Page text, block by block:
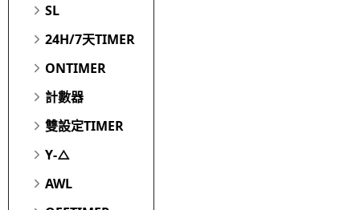
SL
24H/7天TIMER
ONTIMER
計數器
雙設定TIMER
Y-△
AWL